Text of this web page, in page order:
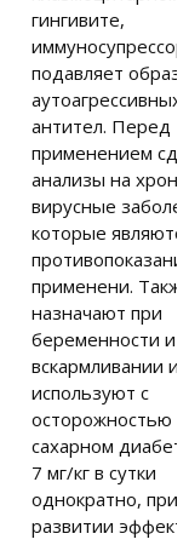
гингивите,
подавляет
аутоагрессивных
антител. Перед
применением
анализы на
вирусные
которые
применени.
назначают при
беременности и
вскармливании и
используют с
осторожностью
сахарном
7 мг/кг в сутки
однократно, при
развитии